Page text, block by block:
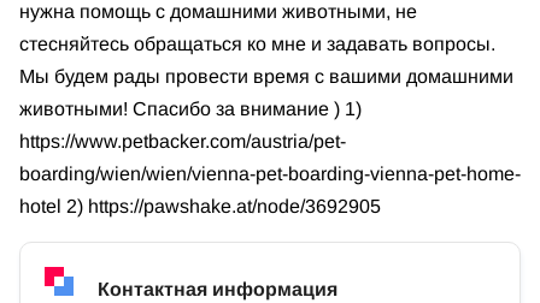
нужна помощь с домашними животными, не
стесняйтесь обращаться ко мне и задавать вопросы.
Мы будем рады провести время с вашими домашними
животными! Спасибо за внимание ) 1)
https://www.petbacker.com/austria/pet-
boarding/wien/wien/vienna-pet-boarding-vienna-pet-home-
hotel 2) https://pawshake.at/node/3692905
Контактная информация